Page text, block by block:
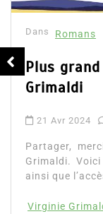
La vie
19 Jan 2024
Partager,
ainsi que
david
Lire la suite